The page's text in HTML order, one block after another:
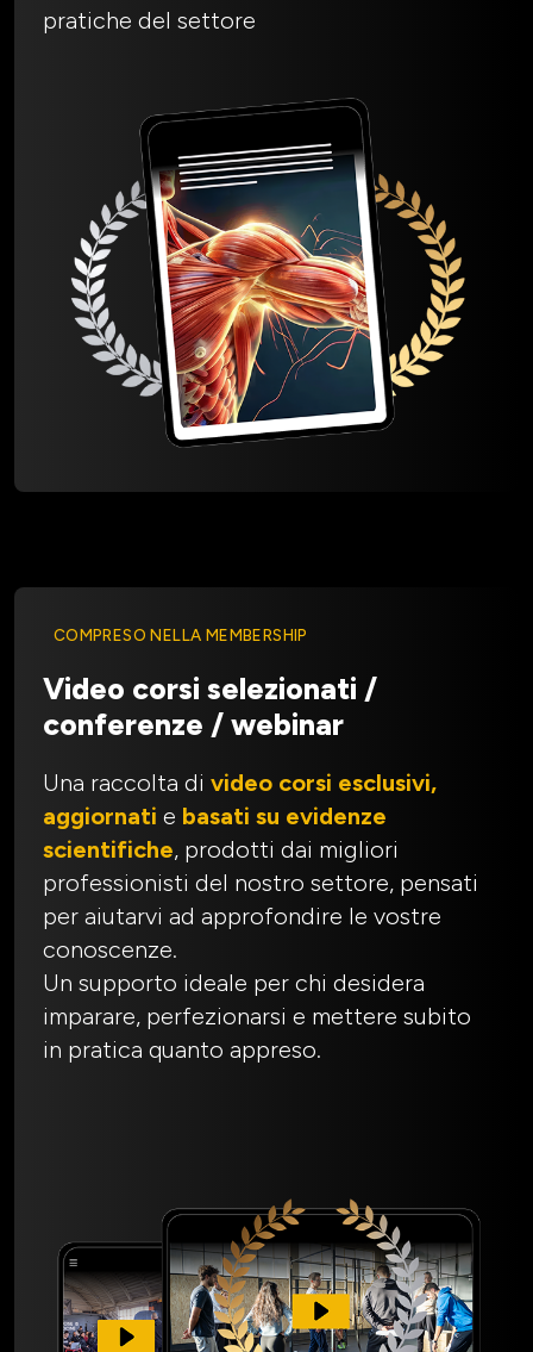
pratiche del settore
COMPRESO NELLA MEMBERSHIP
Video corsi selezionati /
conferenze / webinar
Una raccolta di video corsi esclusivi,
aggiornati e basati su evidenze
scientifiche, prodotti dai migliori
professionisti del nostro settore, pensati
per aiutarvi ad approfondire le vostre
conoscenze.
Un supporto ideale per chi desidera
imparare, perfezionarsi e mettere subito
in pratica quanto appreso.